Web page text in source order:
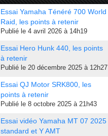
Essai Yamaha Ténéré 700 World
Raid, les points à retenir
Publié le 4 avril 2026 à 14h19
Essai Hero Hunk 440, les points
à retenir
Publié le 20 décembre 2025 à 12h27
Essai QJ Motor SRK800, les
points à retenir
Publié le 8 octobre 2025 à 21h43
Essai vidéo Yamaha MT 07 2025
standard et Y AMT